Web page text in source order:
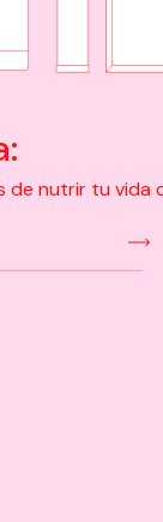
de nutrir tu vida